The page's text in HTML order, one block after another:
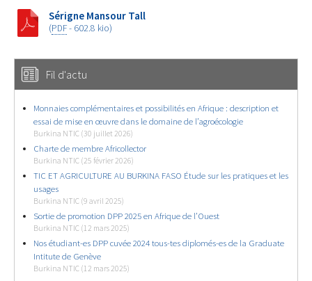
Sérigne Mansour Tall
(PDF- 602.8 kio)
Fil d'actu
Monnaies complémentaires et possibilités en Afrique : description et
essai de mise en œuvre dans le domaine de l’agroécologie
Burkina NTIC (30 juillet 2026)
Charte de membre Africollector
Burkina NTIC (25 février 2026)
TIC ET AGRICULTURE AU BURKINA FASO Étude sur les pratiques et les
usages
Burkina NTIC (9 avril 2025)
Sortie de promotion DPP 2025 en Afrique de l’Ouest
Burkina NTIC (12 mars 2025)
Nos étudiant-es DPP cuvée 2024 tous-tes diplomés-es de la Graduate
Intitute de Genève
Burkina NTIC (12 mars 2025)